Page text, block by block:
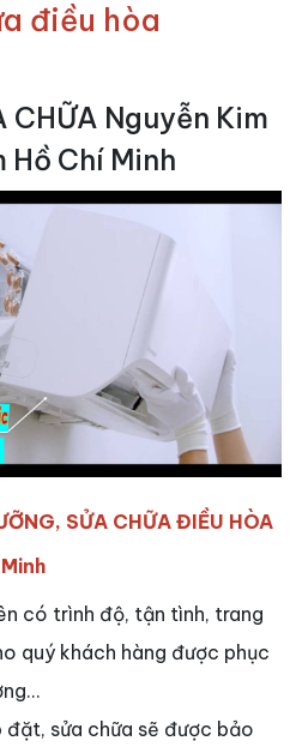
điều hòa
CHỮA Nguyễn Kim
Hồ Chí Minh
SỬA CHỮA ĐIỀU HÒA
có trình độ, tận tình, trang
quý khách hàng được phục
sửa chữa sẽ được bảo